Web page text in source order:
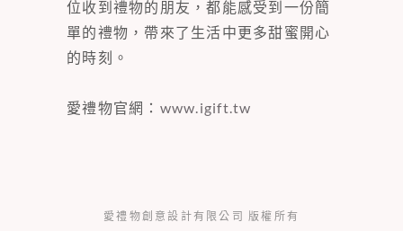
位收到禮物的朋友，都能感受到一份簡
單的禮物，帶來了生活中更多甜蜜開心
的時刻。
愛禮物官網： www.igift.tw
愛禮物創意設計有限公司 版權所有